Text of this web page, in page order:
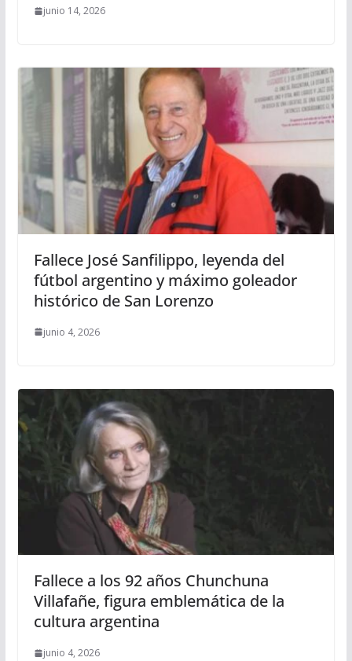
junio 14, 2026
Fallece José Sanfilippo, leyenda del
fútbol argentino y máximo goleador
histórico de San Lorenzo
junio 4, 2026
Fallece a los 92 años Chunchuna
Villafañe, figura emblemática de la
cultura argentina
junio 4, 2026